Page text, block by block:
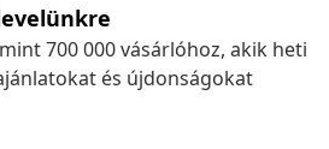
700 000 vásárlóhoz, akik heti
és újdonságokat